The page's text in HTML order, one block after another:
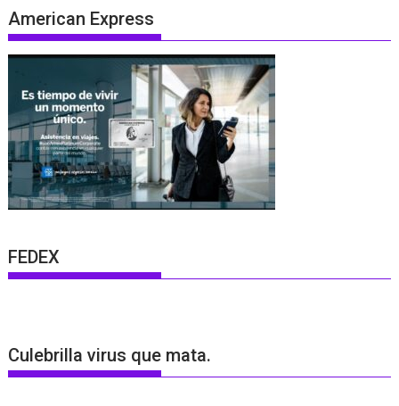
American Express
FEDEX
Culebrilla virus que mata.